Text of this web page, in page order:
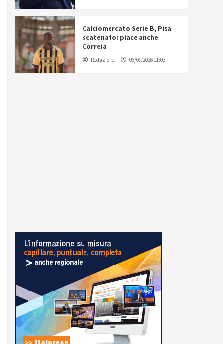
Calciomercato Serie B, Pisa
scatenato: piace anche
Correia
Redazione 06/08/2026 11:03